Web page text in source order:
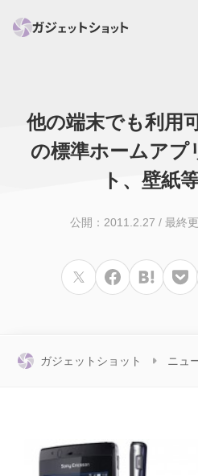
すべて スマホ PC
スマートホーム
他の端末でも利用
の標準ホームアプ
ト、壁紙
公開：2011.2.27 / 最終
ガジェットショット ニュ